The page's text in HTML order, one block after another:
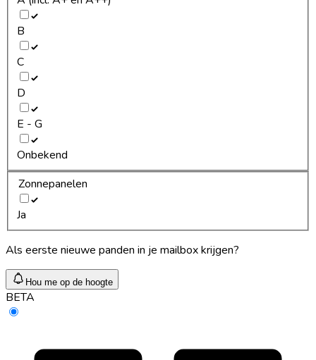
B
C
D
E - G
Onbekend
Zonnepanelen
Ja
Als eerste nieuwe panden in je mailbox krijgen?
Hou me op de hoogte
BETA